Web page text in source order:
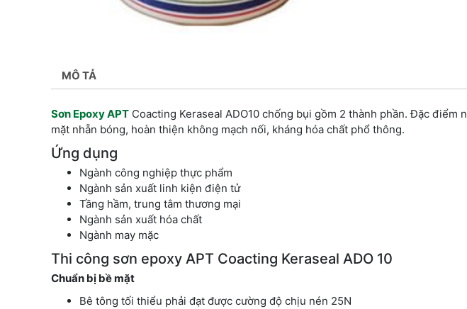
MÔ TẢ
Sơn Epoxy APT Coacting Keraseal ADO10 chống bụi gồm 2 thành phần. Đặc điểm
mặt nhẵn bóng, hoàn thiện không mạch nối, kháng hóa chất phổ thông.
Ứng dụng
Ngành công nghiệp thực phẩm
Ngành sản xuất linh kiện điện tử
Tầng hầm, trung tâm thương mại
Ngành sản xuất hóa chất
Ngành may mặc
Thi công sơn epoxy APT Coacting Keraseal ADO 10
Chuẩn bị bề mặt
Bê tông tối thiểu phải đạt được cường độ chịu nén 25N